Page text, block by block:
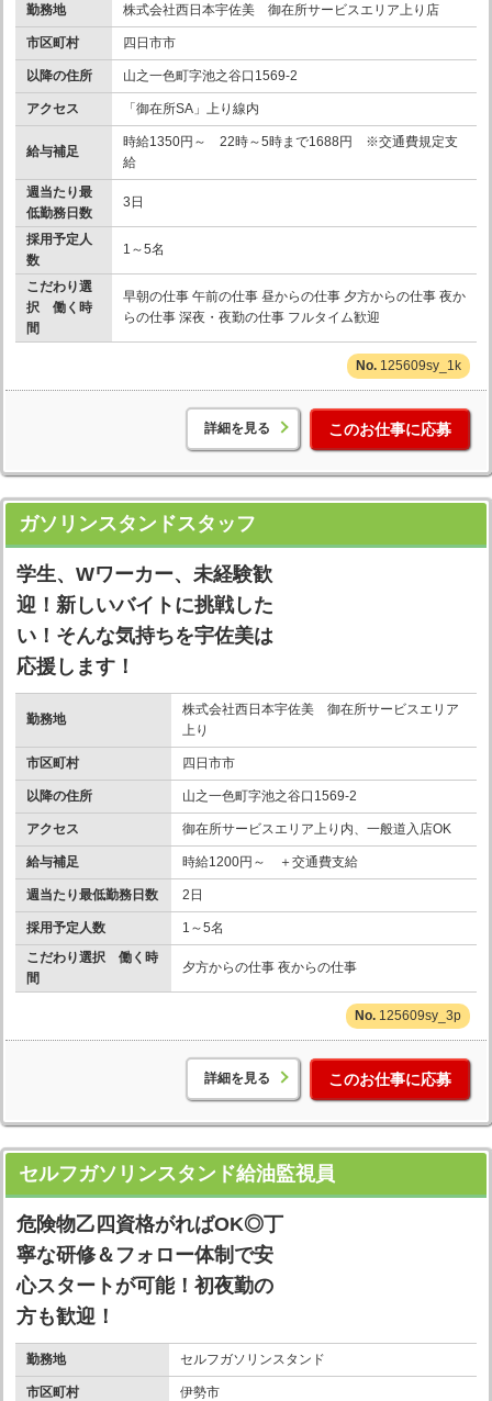
勤務地 株式会社西日本宇佐美 御在所サービスエリア上り店
市区町村 四日市市
以降の住所 山之一色町字池之谷口1569-2
アクセス 「御在所SA」上り線内
給与補足
時給1350円～ 22時～5時まで1688円 ※交通費規定支
給
週当たり最
低勤務日数
3日
採用予定人
数
1～5名
こだわり選
択 働く時
間
早朝の仕事 午前の仕事 昼からの仕事 夕方からの仕事 夜か
らの仕事 深夜・夜勤の仕事 フルタイム歓迎
125609sy_1k
詳細を見る このお仕事に応募
ガソリンスタンドスタッフ
学生、Wワーカー、未経験歓
迎！新しいバイトに挑戦した
い！そんな気持ちを宇佐美は
応援します！
勤務地
株式会社西日本宇佐美 御在所サービスエリア
上り
市区町村 四日市市
以降の住所 山之一色町字池之谷口1569-2
アクセス 御在所サービスエリア上り内、一般道入店OK
給与補足 時給1200円～ ＋交通費支給
週当たり最低勤務日数 2日
採用予定人数
1～5名
こだわり選択 働く時
間
夕方からの仕事 夜からの仕事
125609sy_3p
詳細を見る このお仕事に応募
セルフガソリンスタンド給油監視員
危険物乙四資格がればOK◎丁
寧な研修＆フォロー体制で安
心スタートが可能！初夜勤の
方も歓迎！
勤務地 セルフガソリンスタンド
市区町村 伊勢市